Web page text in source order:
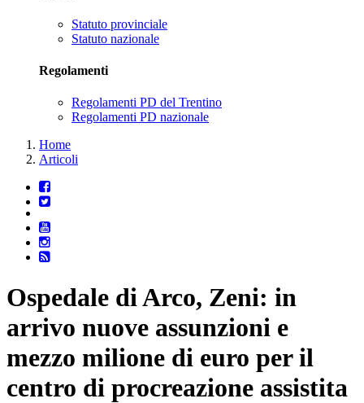
Statuto provinciale
Statuto nazionale
Regolamenti
Regolamenti PD del Trentino
Regolamenti PD nazionale
Home
Articoli
Ospedale di Arco, Zeni: in
arrivo nuove assunzioni e
mezzo milione di euro per il
centro di procreazione assistita